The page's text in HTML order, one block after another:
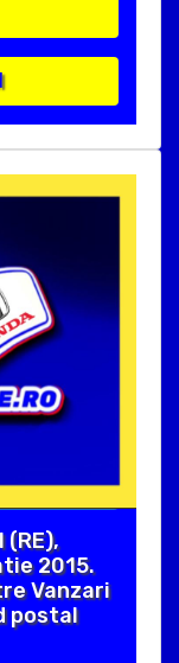
(RE),
2015.
Vanzari
postal